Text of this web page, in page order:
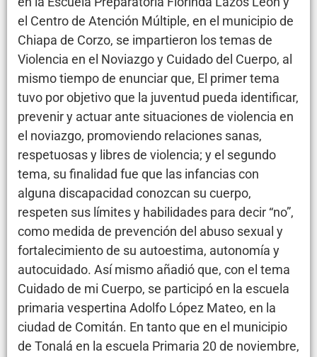
el Centro de Atención Múltiple, en el municipio de
Chiapa de Corzo, se impartieron los temas de
Violencia en el Noviazgo y Cuidado del Cuerpo, al
mismo tiempo de enunciar que, El primer tema
tuvo por objetivo que la juventud pueda identificar,
prevenir y actuar ante situaciones de violencia en
el noviazgo, promoviendo relaciones sanas,
respetuosas y libres de violencia; y el segundo
tema, su finalidad fue que las infancias con
alguna discapacidad conozcan su cuerpo,
respeten sus límites y habilidades para decir “no”,
como medida de prevención del abuso sexual y
fortalecimiento de su autoestima, autonomía y
autocuidado. Así mismo añadió que, con el tema
Cuidado de mi Cuerpo, se participó en la escuela
primaria vespertina Adolfo López Mateo, en la
ciudad de Comitán. En tanto que en el municipio
de Tonalá en la escuela Primaria 20 de noviembre,